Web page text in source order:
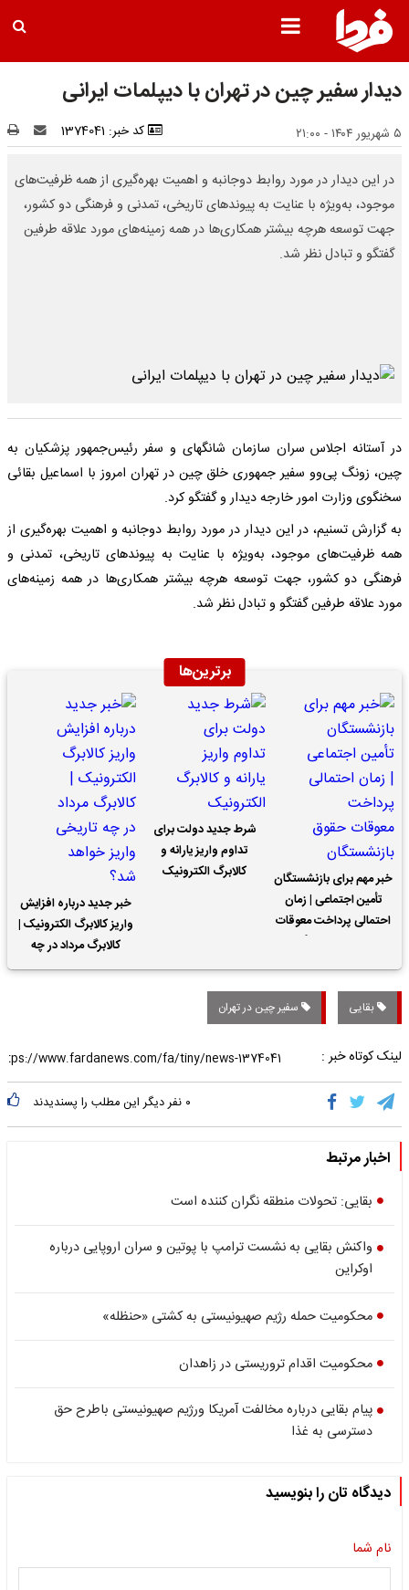
دیدار سفیر چین در تهران با دیپلمات ایرانی
۵ شهریور ۱۴۰۴ - ۲۱:۰۰ کد خبر: 1374041
در این دیدار در مورد روابط دوجانبه و اهمیت بهره‌گیری از همه ظرفیت‌های
موجود، به‌ویژه با عنایت به پیوندهای تاریخی، تمدنی و فرهنگی دو کشور،
جهت توسعه هرچه بیشتر همکاری‌ها در همه زمینه‌های مورد علاقه طرفین
گفتگو و تبادل نظر شد.
در آستانه اجلاس سران سازمان شانگهای و سفر رئیس‌جمهور پزشکیان به
چین، زونگ پی‌وو سفیر جمهوری خلق چین در تهران امروز با اسماعیل بقائی
سخنگوی وزارت امور خارجه دیدار و گفتگو کرد.
به گزارش تسنیم، در این دیدار در مورد روابط دوجانبه و اهمیت بهره‌گیری از
همه ظرفیت‌های موجود، به‌ویژه با عنایت به پیوندهای تاریخی، تمدنی و
فرهنگی دو کشور، جهت توسعه هرچه بیشتر همکاری‌ها در همه زمینه‌های
مورد علاقه طرفین گفتگو و تبادل نظر شد.
برترین‌ها
خبر مهم برای بازنشستگان
تأمین اجتماعی | زمان
احتمالی پرداخت معوقات
شرط جدید دولت برای
تداوم واریز یارانه و
کالابرگ الکترونیک
خبر جدید درباره افزایش
واریز کالابرگ الکترونیک |
کالابرگ مرداد در چه
تاریخی واریز خواهد شد؟
بقایی سفیر چین در تهران
لینک کوتاه خبر :
۰ نفر دیگر این مطلب را پسندیدند
اخبار مرتبط
بقایی: تحولات منطقه نگران کننده است
واکنش بقایی به نشست ترامپ با پوتین و سران اروپایی درباره
اوکراین
محکومیت حمله رژیم صهیونیستی به کشتی «حنظله»
محکومیت اقدام تروریستی در زاهدان
پیام بقایی درباره مخالفت آمریکا ورژیم صهیونیستی باطرح حق
دسترسی به غذا
دیدگاه تان را بنویسید
نام شما